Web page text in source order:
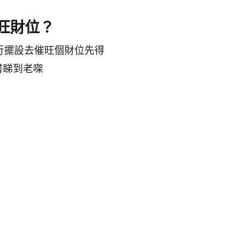
財位？
設去催旺個財位先得
到老㗎